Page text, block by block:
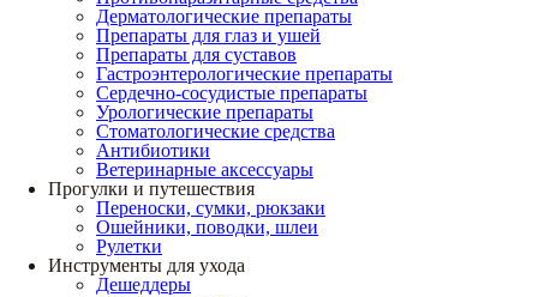
Дерматологические препараты
Препараты для глаз и ушей
Препараты для суставов
Гастроэнтерологические препараты
Сердечно-сосудистые препараты
Урологические препараты
Стоматологические средства
Антибиотики
Ветеринарные аксессуары
Прогулки и путешествия
Переноски, сумки, рюкзаки
Ошейники, поводки, шлеи
Рулетки
Инструменты для ухода
Дешеддеры